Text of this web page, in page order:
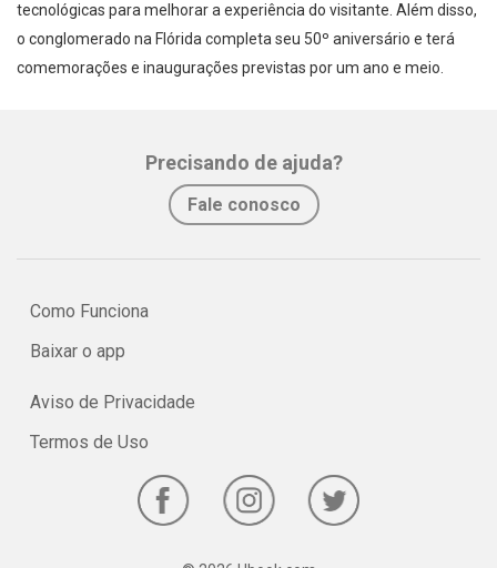
tecnológicas para melhorar a experiência do visitante. Além disso,
o conglomerado na Flórida completa seu 50º aniversário e terá
comemorações e inaugurações previstas por um ano e meio.
Precisando de ajuda?
Fale conosco
Como Funciona
Baixar o app
Aviso de Privacidade
Termos de Uso